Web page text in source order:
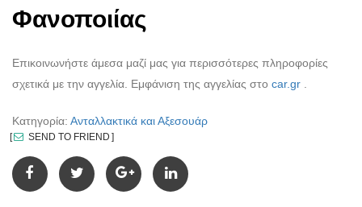
Φανοποιίας
Επικοινωνήστε άμεσα μαζί μας για περισσότερες πληροφορίες
σχετικά με την αγγελία. Εμφάνιση της αγγελίας στο car.gr
Κατηγορία: Ανταλλακτικά και Αξεσουάρ
SEND TO FRIEND